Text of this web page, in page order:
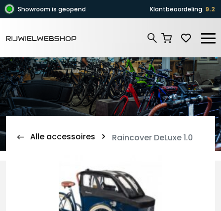
Zoeken
Showroom is geopend Klantbeoordeling 9.2
Alle accessoires Raincover DeLuxe 1.0